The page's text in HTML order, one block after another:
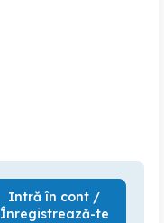
Intră în cont /
Înregistrează-te